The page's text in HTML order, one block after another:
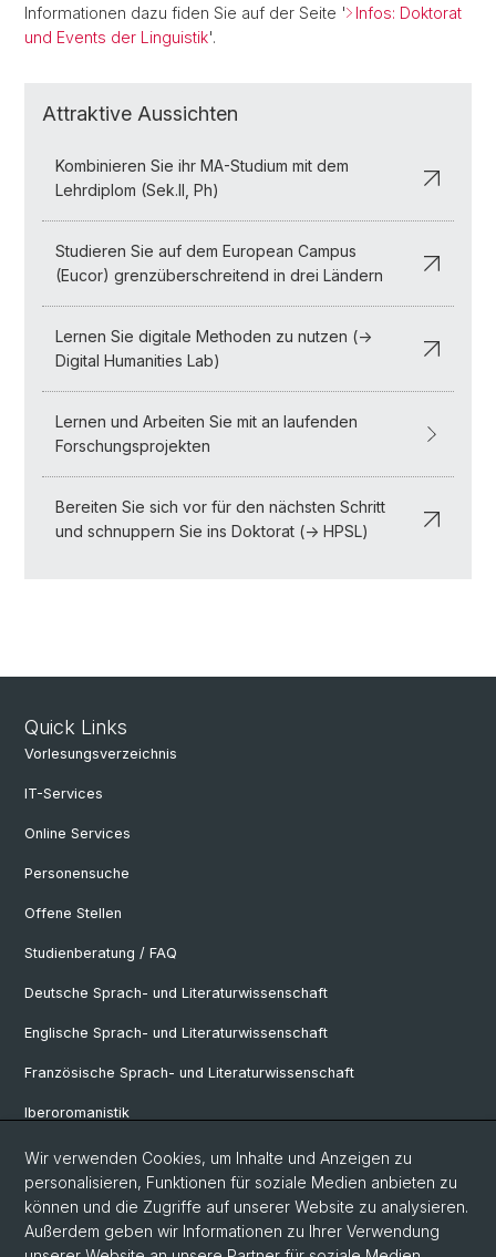
Informationen dazu fiden Sie auf der Seite '
Infos: Doktorat
und Events der Linguistik'.
Attraktive Aussichten
Kombinieren Sie ihr MA-Studium mit dem
Lehrdiplom (Sek.II, Ph)
Studieren Sie auf dem European Campus
(Eucor) grenzüberschreitend in drei Ländern
Lernen Sie digitale Methoden zu nutzen (->
Digital Humanities Lab)
Lernen und Arbeiten Sie mit an laufenden
Forschungsprojekten
Bereiten Sie sich vor für den nächsten Schritt
und schnuppern Sie ins Doktorat (-> HPSL)
Quick Links
Vorlesungsverzeichnis
IT-Services
Online Services
Personensuche
Offene Stellen
Studienberatung / FAQ
Deutsche Sprach- und Literaturwissenschaft
Englische Sprach- und Literaturwissenschaft
Französische Sprach- und Literaturwissenschaft
Iberoromanistik
Italianistik
Nordistik
Osteuropa-Studien
Wir verwenden Cookies, um Inhalte und Anzeigen zu
personalisieren, Funktionen für soziale Medien anbieten zu
können und die Zugriffe auf unserer Website zu analysieren.
Außerdem geben wir Informationen zu Ihrer Verwendung